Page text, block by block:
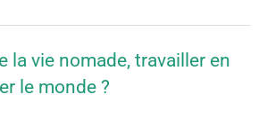
la vie nomade, travailler en
le monde ?